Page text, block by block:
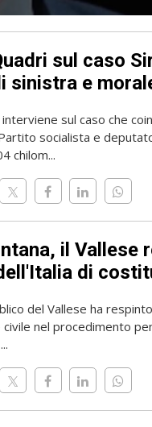
sul caso
sinistra e
sul caso che
socialista e
chilom...
il Vallese
di
del Vallese ha
nel procedimento